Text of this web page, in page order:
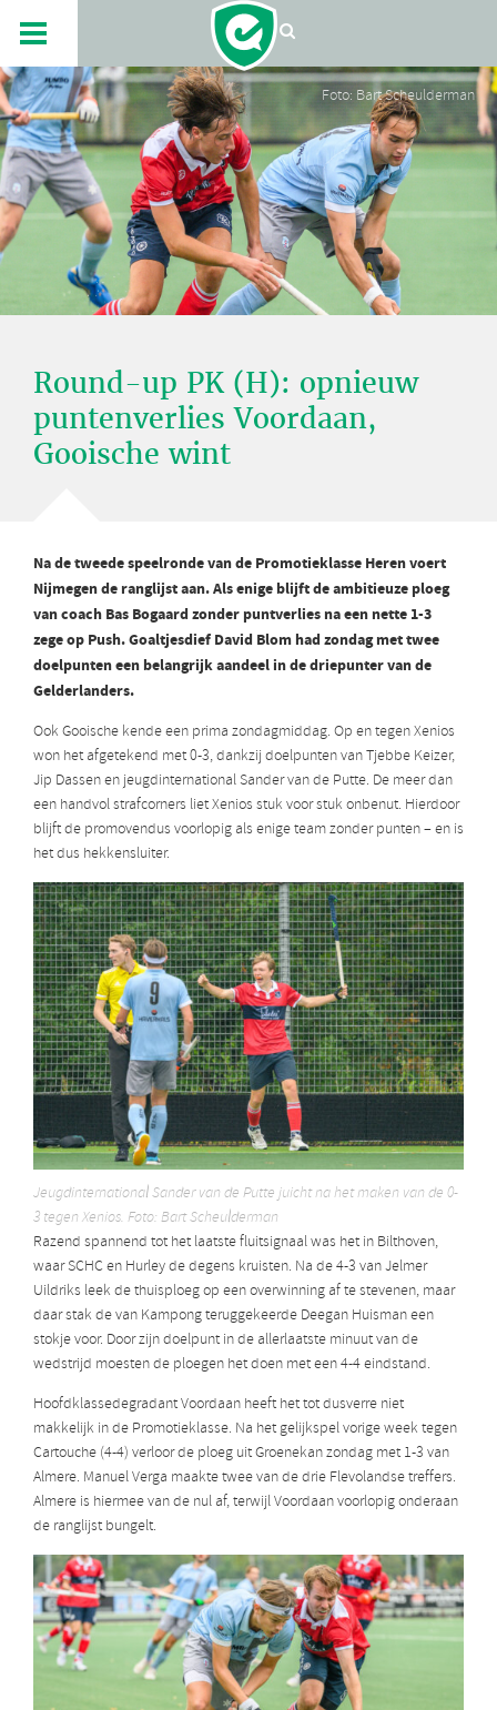
Foto: Bart Scheulderman
Round-up PK (H): opnieuw
puntenverlies Voordaan,
Gooische wint
Na de tweede speelronde van de Promotieklasse Heren voert
Nijmegen de ranglijst aan. Als enige blijft de ambitieuze ploeg
van coach Bas Bogaard zonder puntverlies na een nette 1-3
zege op Push. Goaltjesdief David Blom had zondag met twee
doelpunten een belangrijk aandeel in de driepunter van de
Gelderlanders.
Ook Gooische kende een prima zondagmiddag. Op en tegen Xenios
won het afgetekend met 0-3, dankzij doelpunten van Tjebbe Keizer,
Jip Dassen en jeugdinternational Sander van de Putte. De meer dan
een handvol strafcorners liet Xenios stuk voor stuk onbenut. Hierdoor
blijft de promovendus voorlopig als enige team zonder punten – en is
het dus hekkensluiter.
Jeugdinternational Sander van de Putte juicht na het maken van de 0-
3 tegen Xenios. Foto: Bart Scheulderman
Razend spannend tot het laatste fluitsignaal was het in Bilthoven,
waar SCHC en Hurley de degens kruisten. Na de 4-3 van Jelmer
Uildriks leek de thuisploeg op een overwinning af te stevenen, maar
daar stak de van Kampong teruggekeerde Deegan Huisman een
stokje voor. Door zijn doelpunt in de allerlaatste minuut van de
wedstrijd moesten de ploegen het doen met een 4-4 eindstand.
Hoofdklassedegradant Voordaan heeft het tot dusverre niet
makkelijk in de Promotieklasse. Na het gelijkspel vorige week tegen
Cartouche (4-4) verloor de ploeg uit Groenekan zondag met 1-3 van
Almere. Manuel Verga maakte twee van de drie Flevolandse treffers.
Almere is hiermee van de nul af, terwijl Voordaan voorlopig onderaan
de ranglijst bungelt.